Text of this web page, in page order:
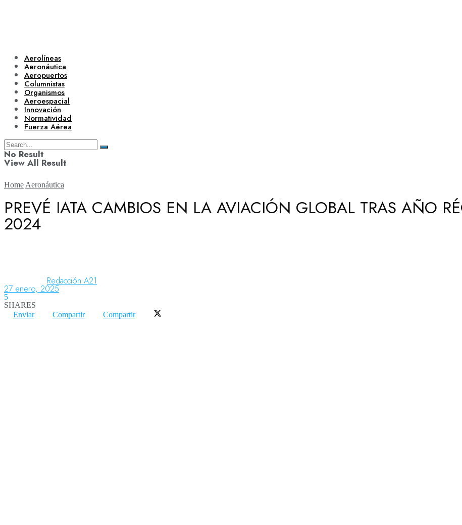
Aerolíneas
Aeronáutica
Aeropuertos
Columnistas
Organismos
Aeroespacial
Innovación
Normatividad
Fuerza Aérea
No Result
View All Result
Aerolíneas
Aeropuertos
Home Aeronáutica
PREVÉ IATA CAMBIOS EN LA AVIACIÓN GLOBAL TRAS AÑO
2024
Redacción A21
27 enero, 2025
5
SHARES
Enviar
Compartir Compartir